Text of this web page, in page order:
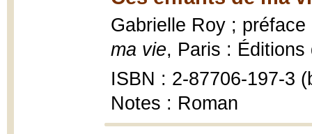
Gabrielle Roy ;
ma vie, Paris :
ISBN : 2-87706-197-3
Notes : Roman